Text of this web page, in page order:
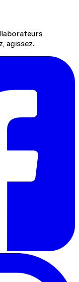
agissez.